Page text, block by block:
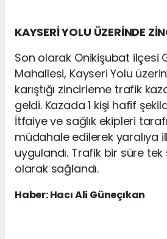
KAYSERİ YOLU ÜZERİNDE
Son olarak Onikişubat ilçesi
Mahallesi, Kayseri Yolu
karıştığı zincirleme trafik
geldi. Kazada 1 kişi hafif
İtfaiye ve sağlık ekipleri
müdahale edilerek yaralıya
uygulandı. Trafik bir süre
olarak sağlandı.
Haber: Hacı Ali Güneçıkan